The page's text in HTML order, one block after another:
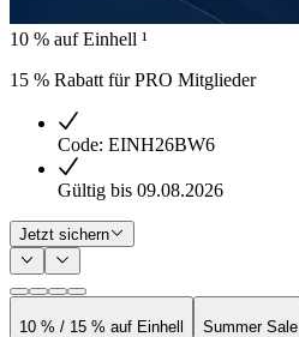
10 % auf Einhell ¹
15 % Rabatt für PRO Mitglieder
Code: EINH26BW6
Gültig bis 09.08.2026
Jetzt sichern
10 % / 15 % auf Einhell Summer Sale